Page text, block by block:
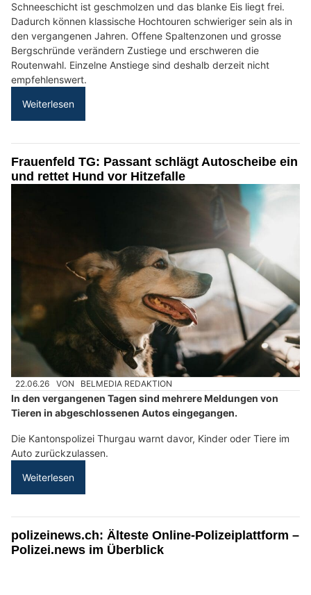
Schneeschicht ist geschmolzen und das blanke Eis liegt frei.
Dadurch können klassische Hochtouren schwieriger sein als in
den vergangenen Jahren. Offene Spaltenzonen und grosse
Bergschründe verändern Zustiege und erschweren die
Routenwahl. Einzelne Anstiege sind deshalb derzeit nicht
empfehlenswert.
Weiterlesen
Frauenfeld TG: Passant schlägt Autoscheibe ein
und rettet Hund vor Hitzefalle
22.06.26 VON BELMEDIA REDAKTION
In den vergangenen Tagen sind mehrere Meldungen von
Tieren in abgeschlossenen Autos eingegangen.
Die Kantonspolizei Thurgau warnt davor, Kinder oder Tiere im
Auto zurückzulassen.
Weiterlesen
polizeinews.ch: Älteste Online-Polizeiplattform –
Polizei.news im Überblick